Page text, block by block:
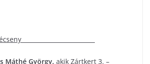
Máthé György, akik Zártkert 3. –